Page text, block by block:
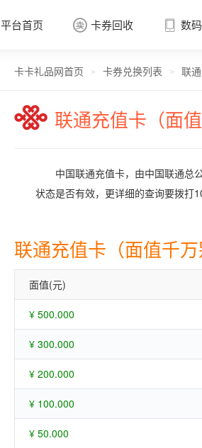
平台首页  卡券回收
 卡券回收
 数
卡卡礼品网首页 > 卡券兑换列表 > 联
联通充值卡（面
中国联通充值卡，由中国联通总
状态是否有效，更详细的查询要拨打
联通充值卡（面值千
面值(元)
¥ 500.000
¥ 300.000
¥ 200.000
¥ 100.000
¥ 50.000